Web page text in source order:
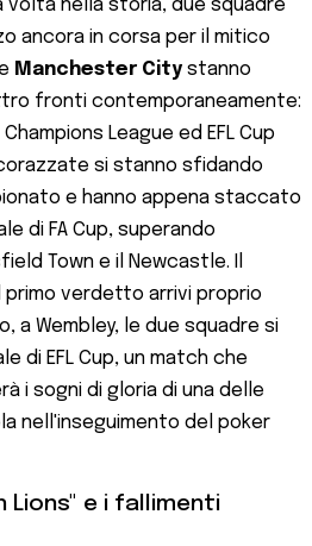
volta nella storia, due squadre
ancora in corsa per il mitico
Manchester City stanno
fronti contemporaneamente:
League ed EFL Cup
si stanno sfidando
e hanno appena staccato
di FA Cup, superando
Town e il Newcastle. Il
verdetto arrivi proprio
a Wembley, le due squadre si
di EFL Cup, un match che
i sogni di gloria di una delle
nell'inseguimento del poker
Lions" e i fallimenti